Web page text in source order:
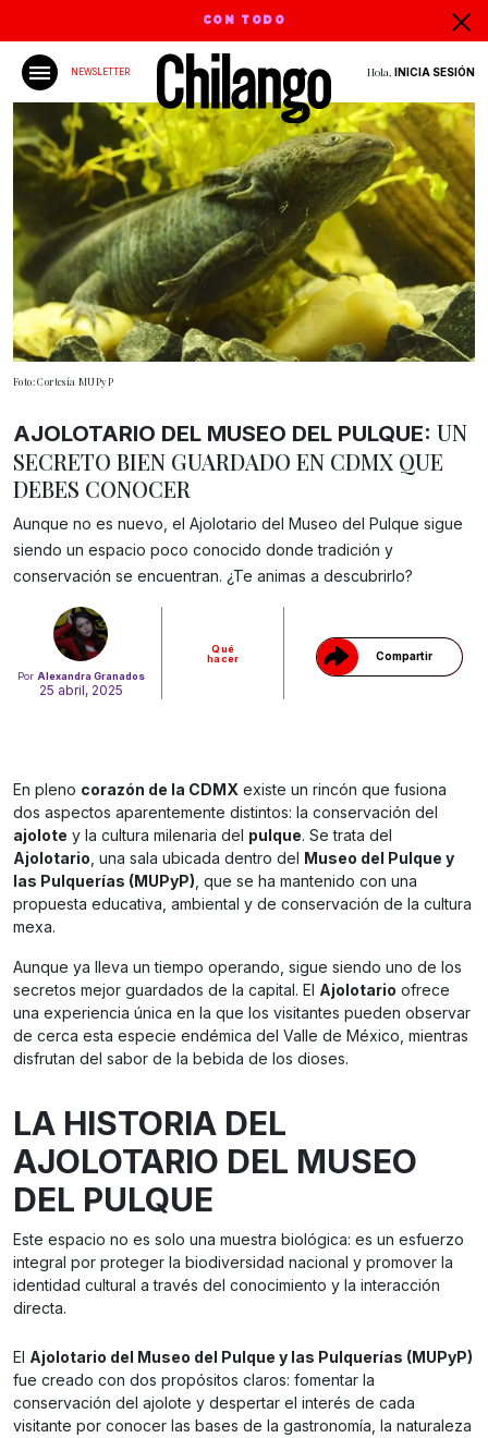
CON TODO
NEWSLETTER Hola, INICIA SESIÓN
Foto: Cortesía MUPyP
Por Alexandra Granados
25 abril, 2025
Qué
hacer
Compartir
Gracias!
AJOLOTARIO DEL MUSEO DEL PULQUE: UN
SECRETO BIEN GUARDADO EN CDMX QUE
DEBES CONOCER
Aunque no es nuevo, el Ajolotario del Museo del Pulque sigue
siendo un espacio poco conocido donde tradición y
conservación se encuentran. ¿Te animas a descubrirlo?
En pleno corazón de la CDMX existe un rincón que fusiona
dos aspectos aparentemente distintos: la conservación del
ajolote y la cultura milenaria del pulque. Se trata del
Ajolotario, una sala ubicada dentro del
Museo del Pulque y
las Pulquerías (MUPyP), que se ha mantenido con una
propuesta educativa, ambiental y de conservación de la cultura
mexa.
Aunque ya lleva un tiempo operando, sigue siendo uno de los
secretos mejor guardados de la capital. El Ajolotario ofrece
una experiencia única en la que los visitantes pueden observar
de cerca esta especie endémica del Valle de México, mientras
disfrutan del sabor de la bebida de los dioses.
LA HISTORIA DEL
AJOLOTARIO DEL MUSEO
DEL PULQUE
Este espacio no es solo una muestra biológica: es un esfuerzo
integral por proteger la biodiversidad nacional y promover la
identidad cultural a través del conocimiento y la interacción
directa.
El Ajolotario del Museo del Pulque y las Pulquerías (MUPyP)
fue creado con dos propósitos claros: fomentar la
conservación del ajolote y despertar el interés de cada
visitante por conocer las bases de la gastronomía, la naturaleza